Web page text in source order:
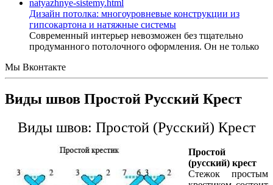
Дизайн потолка: многоуровневые конструкции из
гипсокартона и натяжные системы
Современный интерьер невозможен без тщательно
продуманного потолочного оформления. Он не только
Мы Вконтакте
Виды швов Простой Русский Крест
Виды швов: Простой (Русский) Крест
Простой
(русский) крест
Стежок простым